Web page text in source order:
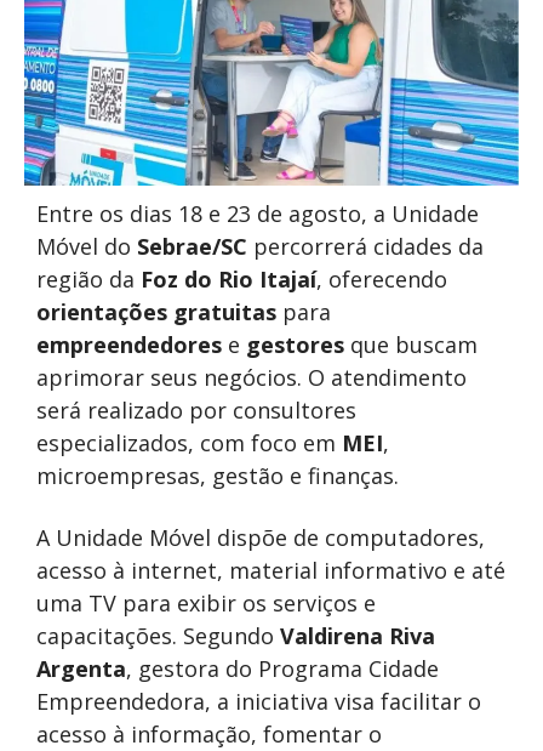
Entre os dias 18 e 23 de agosto, a Unidade
Móvel do Sebrae/SC percorrerá cidades da
região da Foz do Rio Itajaí, oferecendo
orientações gratuitas para
empreendedores e gestores que buscam
aprimorar seus negócios. O atendimento
será realizado por consultores
especializados, com foco em MEI,
microempresas, gestão e finanças.
A Unidade Móvel dispõe de computadores,
acesso à internet, material informativo e até
uma TV para exibir os serviços e
capacitações. Segundo Valdirena Riva
Argenta, gestora do Programa Cidade
Empreendedora, a iniciativa visa facilitar o
acesso à informação, fomentar o